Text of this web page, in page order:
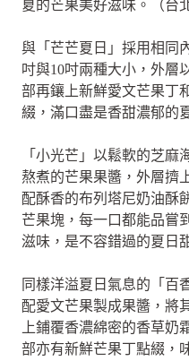
夏的芒果美好滋味。（台
與「芒芒夏日」採用相同
吋與10吋兩種大小，外層
部再鑲上新鮮愛文芒果丁
綴，滿口盡是香甜濃郁的
「小光芒」以鬆軟的芝
熬煮的芒果果醬，外層擠
配酥香的布列塔尼奶油酥
芒果塊，每一口都能品嘗
滋味，是不容錯過的夏日
同樣洋溢夏日氣息的「百
配愛文芒果製成果醬，將
上鋪覆香濃綿密的香草奶
部亦有新鮮芒果丁點綴，